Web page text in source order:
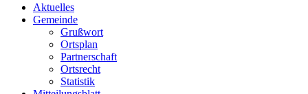
Aktuelles
Gemeinde
Grußwort
Ortsplan
Partnerschaft
Ortsrecht
Statistik